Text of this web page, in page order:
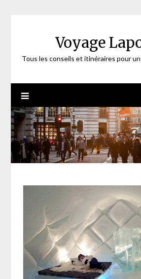
Voyage
Tous les conseils et itinéraires pour